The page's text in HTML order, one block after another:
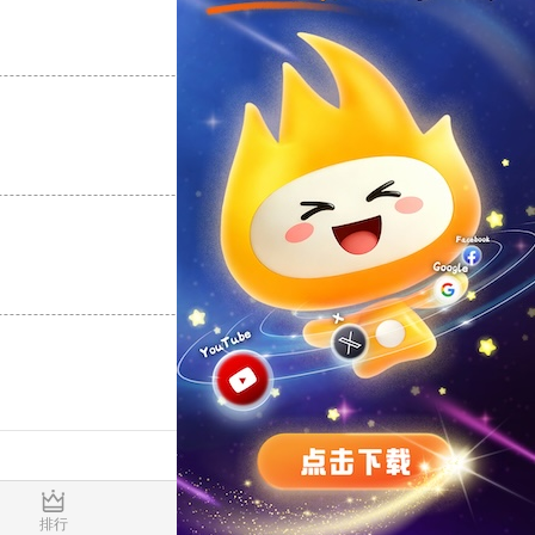
支持
反对 [0]
支持[0] 反对[0]
排行 推荐